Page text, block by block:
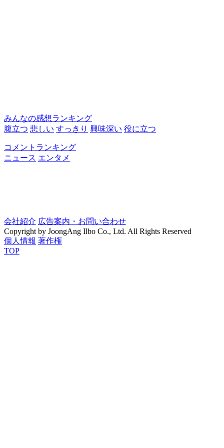
みんなの感想ランキング
腹立つ 悲しい すっきり 興味深い 役に立つ
コメントランキング
ニュース エンタメ
会社紹介 広告案内・お問い合わせ
Copyright by JoongAng Ilbo Co., Ltd. All Rights Reserved
個人情報 著作権
TOP